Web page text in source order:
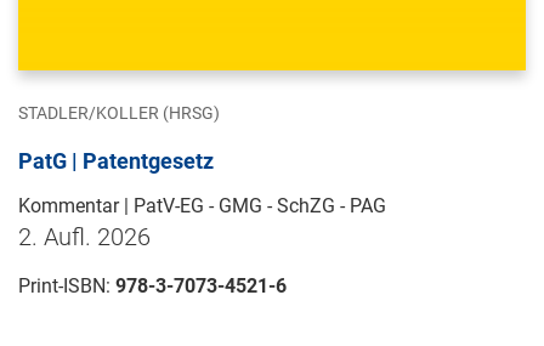
STADLER/KOLLER (HRSG)
PatG | Patentgesetz
Kommentar | PatV-EG - GMG - SchZG - PAG
2. Aufl. 2026
Print-ISBN: 978-3-7073-4521-6